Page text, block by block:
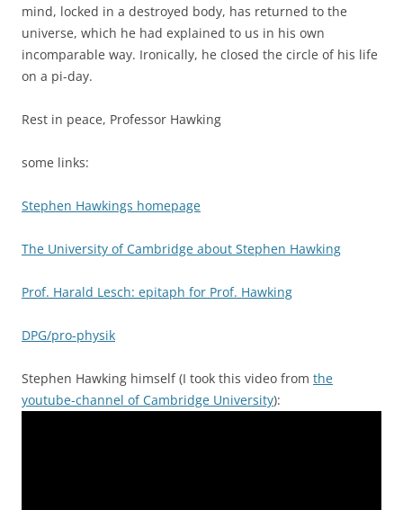
mind, locked in a destroyed body, has returned to the
universe, which he had explained to us in his own
incomparable way. Ironically, he closed the circle of his life
on a pi-day.
Rest in peace, Professor Hawking
some links:
Stephen Hawkings homepage
The University of Cambridge about Stephen Hawking
Prof. Harald Lesch: epitaph for Prof. Hawking
DPG/pro-physik
Stephen Hawking himself (I took this video from the
youtube-channel of Cambridge University):